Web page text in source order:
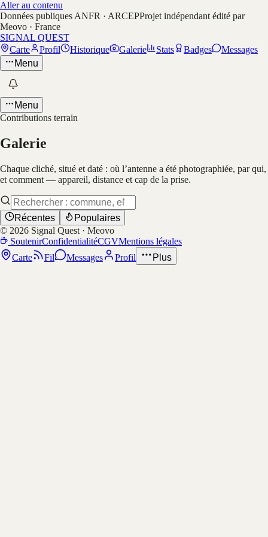
Aller au contenu
Données publiques ANFR · ARCEPProjet indépendant édité par
Meovo · France
SIGNAL QUEST
Carte
Profil Historique Galerie Stats Badges
Messages
Menu
Menu
Contributions terrain
Galerie
Chaque cliché, situé et daté : où l’antenne a été photographiée, par qui,
et comment — appareil, distance et cap de la prise.
Récentes
Populaires
© 2026 Signal Quest · Meovo
SoutenirConfidentialitéCGVMentions légales
Carte
Fil Messages Profil Plus